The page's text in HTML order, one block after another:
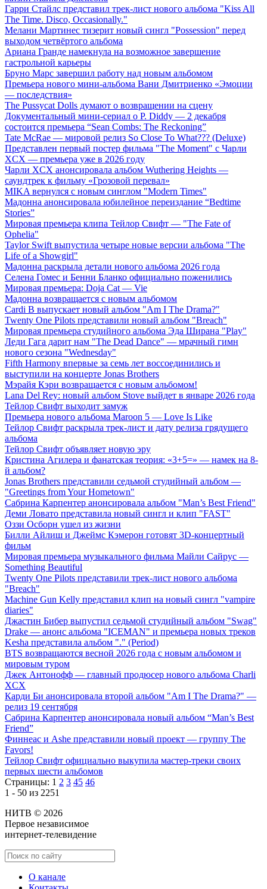
Гарри Стайлс представил трек-лист нового альбома "Kiss All
The Time. Disco, Occasionally."
Мелани Мартинес тизерит новый сингл "Possession" перед
выходом четвёртого альбома
Ариана Гранде намекнула на возможное завершение
гастрольной карьеры
Бруно Марс завершил работу над новым альбомом
Премьера нового мини-альбома Вани Дмитриенко «Эмоции
— последствия»
The Pussycat Dolls думают о возвращении на сцену
Документальный мини-сериал о P. Diddy — 2 декабря
состоится премьера “Sean Combs: The Reckoning”
Tate McRae — мировой релиз So Close To What??? (Deluxe)
Представлен первый постер фильма "The Moment" с Чарли
XCX — премьера уже в 2026 году
Чарли XCX анонсировала альбом Wuthering Heights —
саундтрек к фильму «Грозовой перевал»
MIKA вернулся с новым синглом "Modern Times"
Мадонна анонсировала юбилейное переиздание “Bedtime
Stories”
Мировая премьера клипа Тейлор Свифт — "The Fate of
Ophelia"
Taylor Swift выпустила четыре новые версии альбома "The
Life of a Showgirl"
Мадонна раскрыла детали нового альбома 2026 года
Селена Гомес и Бенни Бланко официально поженились
Мировая премьера: Doja Cat — Vie
Мадонна возвращается с новым альбомом
Cardi B выпускает новый альбом "Am I The Drama?"
Twenty One Pilots представили новый альбом "Breach"
Мировая премьера студийного альбома Эда Ширана "Play"
Леди Гага дарит нам "The Dead Dance" — мрачный гимн
нового сезона "Wednesday"
Fifth Harmony впервые за семь лет воссоединились и
выступили на концерте Jonas Brothers
Мэрайя Кэри возвращается с новым альбомом!
Lana Del Rey: новый альбом Stove выйдет в январе 2026 года
Тейлор Свифт выходит замуж
Премьера нового альбома Maroon 5 — Love Is Like
Тейлор Свифт раскрыла трек-лист и дату релиза грядущего
альбома
Тейлор Свифт объявляет новую эру
Кристина Агилера и фанатская теория: «3+5=» — намек на 8-
й альбом?
Jonas Brothers представили седьмой студийный альбом —
"Greetings from Your Hometown"
Сабрина Карпентер анонсировала альбом "Man’s Best Friend"
Деми Ловато представила новый сингл и клип "FAST"
Оззи Осборн ушел из жизни
Билли Айлиш и Джеймс Кэмерон готовят 3D-концертный
фильм
Мировая премьера музыкального фильма Майли Сайрус —
Something Beautiful
Twenty One Pilots представили трек-лист нового альбома
"Breach"
Machine Gun Kelly представил клип на новый сингл "vampire
diaries"
Джастин Бибер выпустил седьмой студийный альбом "Swag"
Drake — анонс альбома "ICEMAN" и премьера новых треков
Kesha представила альбом "." (Period)
BTS возвращаются весной 2026 года с новым альбомом и
мировым туром
Джек Антонофф — главный продюсер нового альбома Charli
XCX
Карди Би анонсировала второй альбом "Am I The Drama?" —
релиз 19 сентября
Сабрина Карпентер анонсировала новый альбом “Man’s Best
Friend”
Финнеас и Ashe представили новый проект — группу The
Favors!
Тейлор Свифт официально выкупила мастер-треки своих
первых шести альбомов
Страницы: 1 2 3 45 46
1 - 50 из 2251
НИТВ © 2026
Первое независимое
интернет-телевидение
О канале